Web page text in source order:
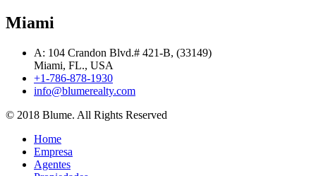
Miami
A: 104 Crandon Blvd.# 421-B, (33149)
Miami, FL., USA
+1-786-878-1930
info@blumerealty.com
© 2018 Blume. All Rights Reserved
Home
Empresa
Agentes